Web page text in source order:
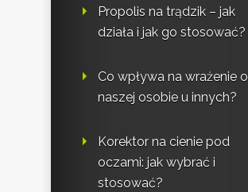
Propolis na trądzik – jak
działa i jak go stosować?
Co wpływa na wrażenie o
naszej osobie u innych?
Korektor na cienie pod
oczami: jak wybrać i
stosować?